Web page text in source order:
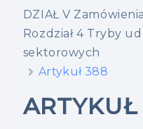
DZIAŁ V
Rozdział 4 Tryby
sektorowych
Artykuł 388